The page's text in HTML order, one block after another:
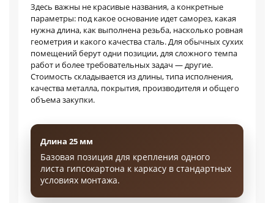
Здесь важны не красивые названия, а конкретные
параметры: под какое основание идет саморез, какая
нужна длина, как выполнена резьба, насколько ровная
геометрия и какого качества сталь. Для обычных сухих
помещений берут одни позиции, для сложного темпа
работ и более требовательных задач — другие.
Стоимость складывается из длины, типа исполнения,
качества металла, покрытия, производителя и общего
объема закупки.
Длина 25 мм
Базовая позиция для крепления одного
листа гипсокартона к каркасу в стандартных
условиях монтажа.